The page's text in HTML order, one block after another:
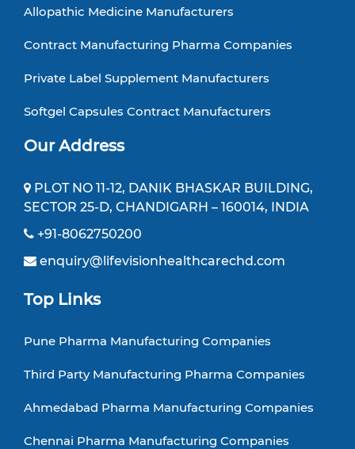
Allopathic Medicine Manufacturers
Contract Manufacturing Pharma Companies
Private Label Supplement Manufacturers
Softgel Capsules Contract Manufacturers
Our Address
PLOT NO 11-12, DANIK BHASKAR BUILDING,
SECTOR 25-D, CHANDIGARH – 160014, INDIA
+91-8062750200
enquiry@lifevisionhealthcarechd.com
Top Links
Pune Pharma Manufacturing Companies
Third Party Manufacturing Pharma Companies
Ahmedabad Pharma Manufacturing Companies
Chennai Pharma Manufacturing Companies